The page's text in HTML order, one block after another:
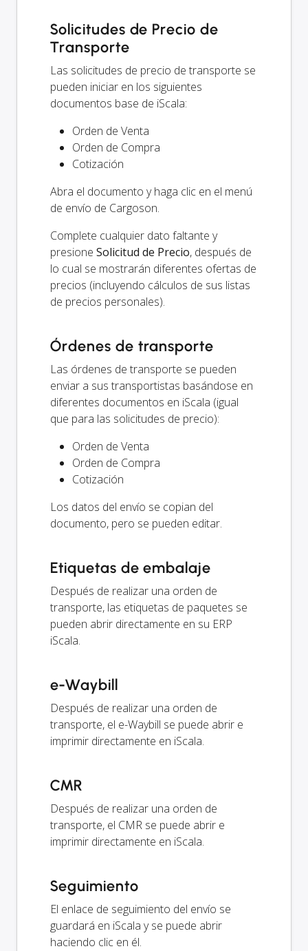
Solicitudes de Precio de
Transporte
Las solicitudes de precio de transporte se
pueden iniciar en los siguientes
documentos base de iScala:
Orden de Venta
Orden de Compra
Cotización
Abra el documento y haga clic en el menú
de envío de Cargoson.
Complete cualquier dato faltante y
presione Solicitud de Precio, después de
lo cual se mostrarán diferentes ofertas de
precios (incluyendo cálculos de sus listas
de precios personales).
Órdenes de transporte
Las órdenes de transporte se pueden
enviar a sus transportistas basándose en
diferentes documentos en iScala (igual
que para las solicitudes de precio):
Orden de Venta
Orden de Compra
Cotización
Los datos del envío se copian del
documento, pero se pueden editar.
Etiquetas de embalaje
Después de realizar una orden de
transporte, las etiquetas de paquetes se
pueden abrir directamente en su ERP
iScala.
e-Waybill
Después de realizar una orden de
transporte, el e-Waybill se puede abrir e
imprimir directamente en iScala.
CMR
Después de realizar una orden de
transporte, el CMR se puede abrir e
imprimir directamente en iScala.
Seguimiento
El enlace de seguimiento del envío se
guardará en iScala y se puede abrir
haciendo clic en él.